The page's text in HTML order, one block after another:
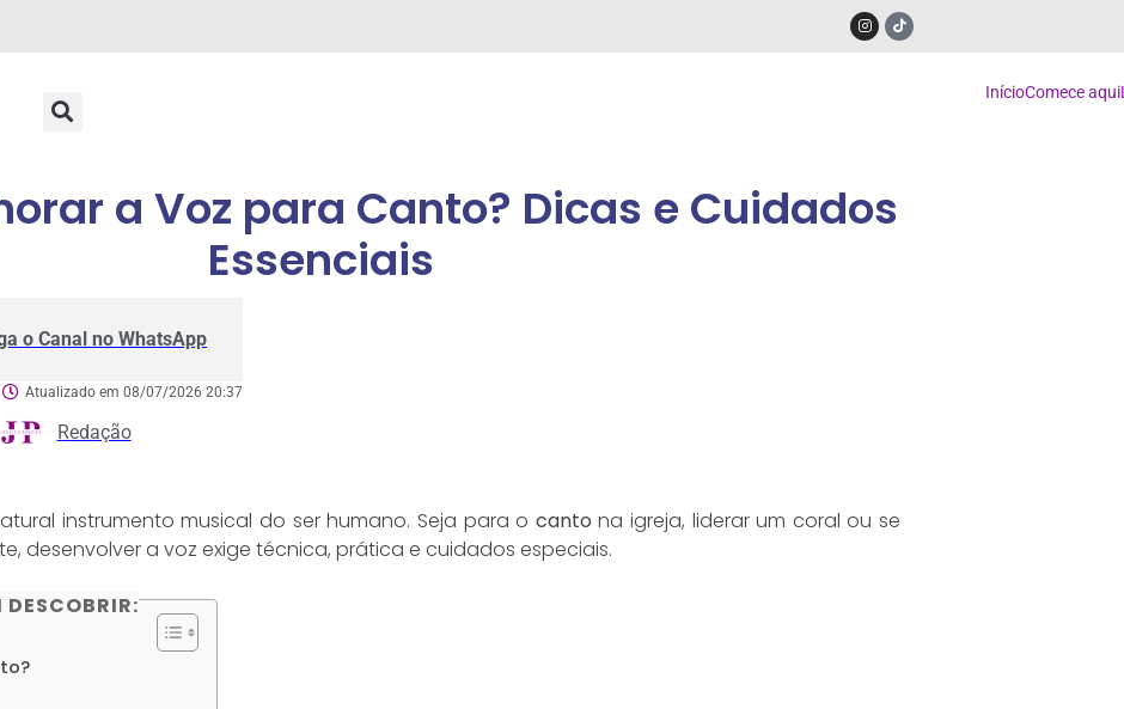
InícioComece aqui
a Voz para Canto? Dicas e Cuidados
Essenciais
o Canal no WhatsApp
Atualizado em 08/07/2026 20:37
Redação
instrumento musical do ser humano. Seja para o canto na igreja, liderar um coral ou se
desenvolver a voz exige técnica, prática e cuidados especiais.
DESCOBRIR: